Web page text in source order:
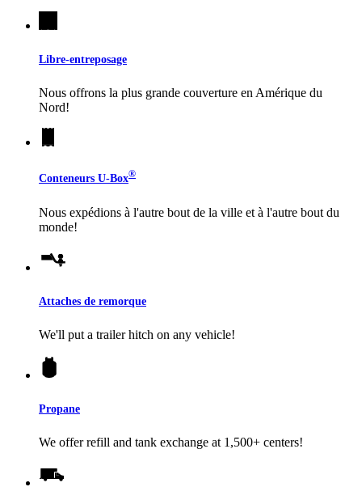
Libre-entreposage
Nous offrons la plus grande couverture en Amérique du
Nord!
Conteneurs U-Box®
Nous expédions à l'autre bout de la ville et à l'autre bout du
monde!
Attaches de remorque
We'll put a trailer hitch on any vehicle!
Propane
We offer refill and tank exchange at 1,500+ centers!